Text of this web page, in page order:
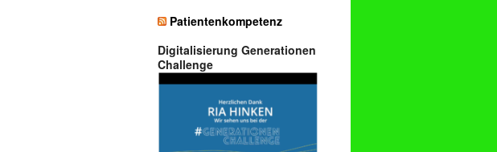
Patientenkompetenz
Digitalisierung Generationen
Challenge